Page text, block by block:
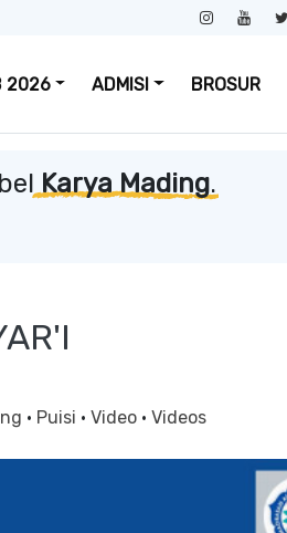
2026 ADMISI BROSUR
Karya Mading.
· Puisi · Video · Videos